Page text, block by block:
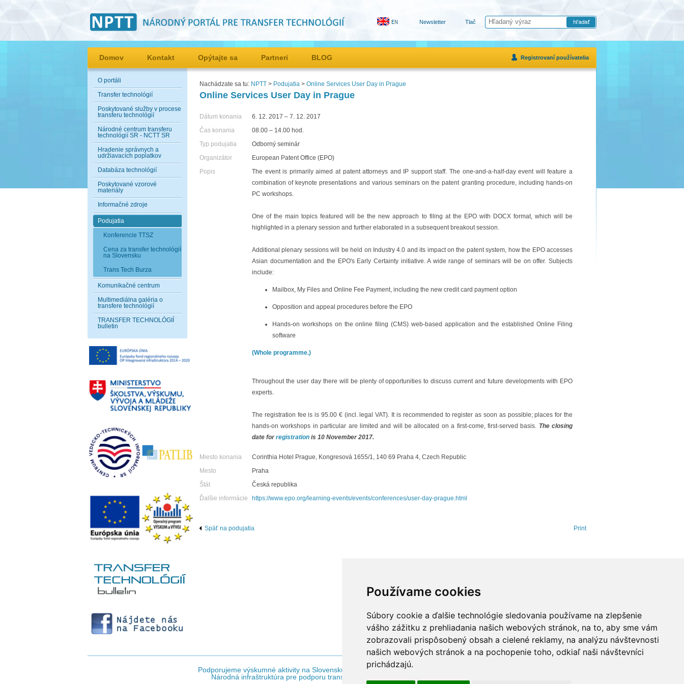
Používame cookies
Súbory cookie a ďalšie technológie sledovania používame na zlepšenie
vášho zážitku z prehliadania našich webových stránok, na to, aby sme vám
zobrazovali prispôsobený obsah a cielené reklamy, na analýzu návštevnosti
našich webových stránok a na pochopenie toho, odkiaľ naši návštevníci
prichádzajú.
Newsletter Tlač
Domov Kontakt Opýtajte sa Partneri BLOG Registrovaní používatelia
O portáli
Transfer technológií
Poskytované služby v procese
transferu technológií
Národné centrum transferu
technológií SR - NCTT SR
Hradenie správnych a
udržiavacích poplatkov
Databáza technológií
Poskytované vzorové
materiály
Informačné zdroje
Podujatia
Konferencie TTSZ
Cena za transfer technológií
na Slovensku
Trans Tech Burza
Komunikačné centrum
Multimediálna galéria o
transfere technológií
TRANSFER TECHNOLÓGIÍ
bulletin
Nachádzate sa tu: NPTT > Podujatia > Online Services User Day in Prague
Online Services User Day in Prague
Dátum konania
6. 12. 2017 – 7. 12. 2017
Čas konania
08.00 – 14.00 hod.
Typ podujatia
Odborný seminár
Organizátor
European Patent Office (EPO)
Popis
The event is primarily aimed at patent attorneys and IP support staff. The one-and-a-half-day event will feature a
combination of keynote presentations and various seminars on the patent granting procedure, including hands-on
PC workshops.
One of the main topics featured will be the new approach to filing at the EPO with DOCX format, which will be
highlighted in a plenary session and further elaborated in a subsequent breakout session.
Additional plenary sessions will be held on Industry 4.0 and its impact on the patent system, how the EPO accesses
Asian documentation and the EPO's Early Certainty initiative. A wide range of seminars will be on offer. Subjects
include:
Mailbox, My Files and Online Fee Payment, including the new credit card payment option
Opposition and appeal procedures before the EPO
Hands-on workshops on the online filing (CMS) web-based application and the established Online Filing
software
(Whole programme.)
Throughout the user day there will be plenty of opportunities to discuss current and future developments with EPO
experts.
The registration fee is is 95.00 € (incl. legal VAT). It is recommended to register as soon as possible; places for the
hands-on workshops in particular are limited and will be allocated on a first-come, first-served basis. The closing
date for registration is 10 November 2017.
Miesto konania
Corinthia Hotel Prague, Kongresová 1655/1, 140 69 Praha 4, Czech Republic
Mesto
Praha
Štát
Česká republika
Ďalšie informácie
https://www.epo.org/learning-events/events/conferences/user-day-prague.html
Späť na podujatia Print
Podporujeme výskumné aktivity na Slovensku / Projekt je spolufinancovaný zo zdrojov EÚ
Národná infraštruktúra pre podporu transferu technológií na Slovensku - NITT SK